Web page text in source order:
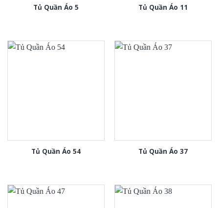
Tủ Quần Áo 5 Tủ Quần Áo 11
Tủ Quần Áo 54 Tủ Quần Áo 37